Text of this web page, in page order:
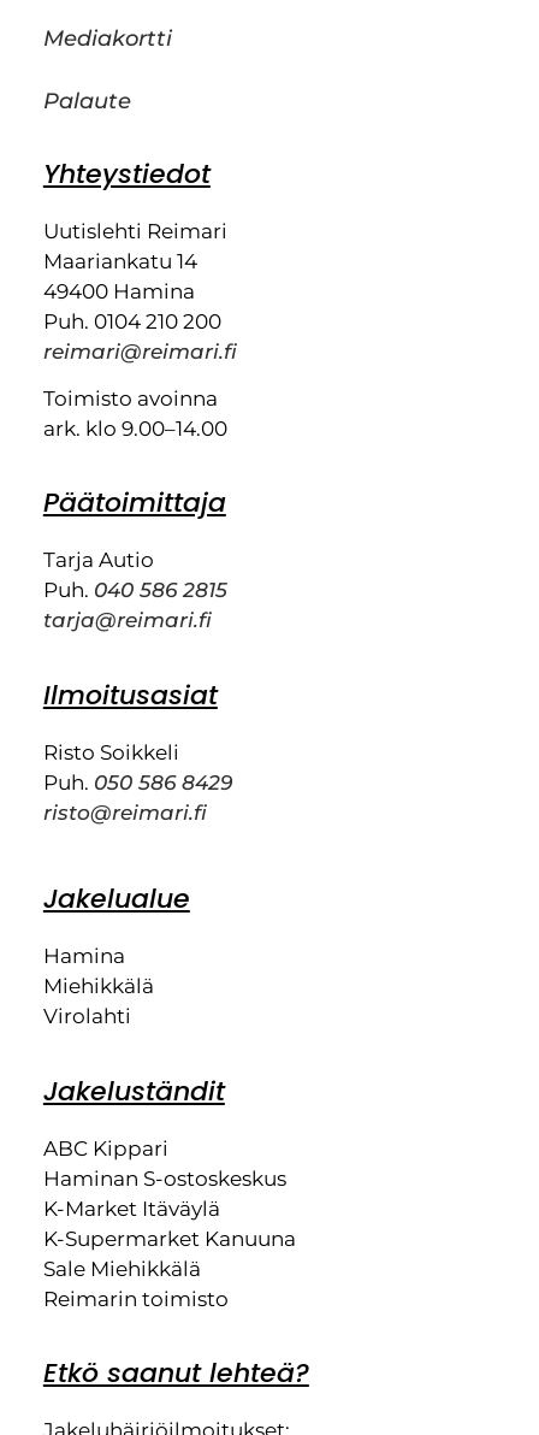
Mediakortti
Palaute
Yhteystiedot
Uutislehti Reimari
Maariankatu 14
49400 Hamina
Puh. 0104 210 200
reimari@reimari.fi
Toimisto avoinna
ark. klo 9.00–14.00
Päätoimittaja
Tarja Autio
Puh. 040 586 2815
tarja@reimari.fi
Ilmoitusasiat
Risto Soikkeli
Puh. 050 586 8429
risto@reimari.fi
Jakelualue
Hamina
Miehikkälä
Virolahti
Jakeluständit
ABC Kippari
Haminan S-ostoskeskus
K-Market Itäväylä
K-Supermarket Kanuuna
Sale Miehikkälä
Reimarin toimisto
Etkö saanut lehteä?
Jakeluhäiriöilmoitukset: